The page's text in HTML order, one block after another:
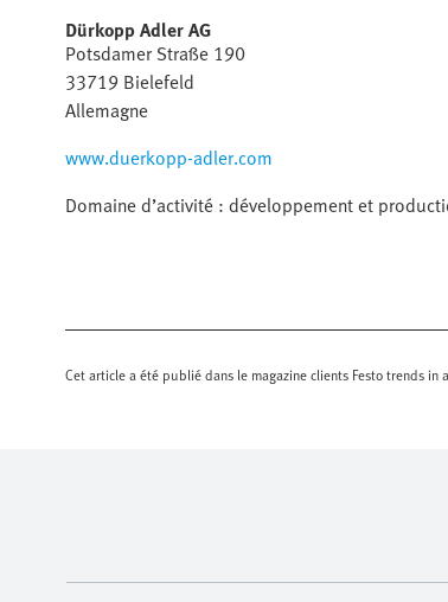
Dürkopp Adler AG
Potsdamer Straße 190
33719 Bielefeld
Allemagne
www.duerkopp-adler.com
Domaine d’activité : développement et
Cet article a été publié dans le magazine clients Festo trends